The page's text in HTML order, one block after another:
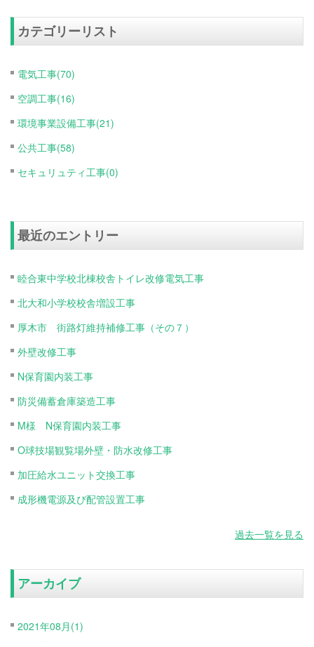
カテゴリーリスト
電気工事(70)
空調工事(16)
環境事業設備工事(21)
公共工事(58)
セキュリュティ工事(0)
最近のエントリー
睦合東中学校北棟校舎トイレ改修電気工事
北大和小学校校舎増設工事
厚木市 街路灯維持補修工事（その７）
外壁改修工事
N保育園内装工事
防災備蓄倉庫築造工事
M様 N保育園内装工事
O球技場観覧場外壁・防水改修工事
加圧給水ユニット交換工事
成形機電源及び配管設置工事
過去一覧を見る
アーカイブ
2021年08月(1)